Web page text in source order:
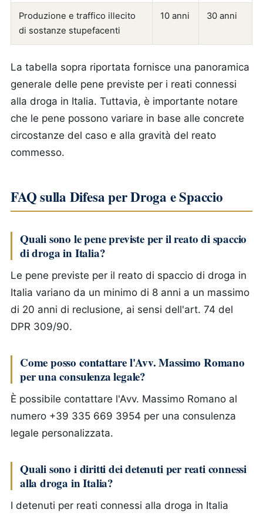
Produzione e traffico illecito
di sostanze stupefacenti
10 anni 30 anni
La tabella sopra riportata fornisce una panoramica
generale delle pene previste per i reati connessi
alla droga in Italia. Tuttavia, è importante notare
che le pene possono variare in base alle concrete
circostanze del caso e alla gravità del reato
commesso.
FAQ sulla Difesa per Droga e Spaccio
Quali sono le pene previste per il reato di spaccio
di droga in Italia?
Le pene previste per il reato di spaccio di droga in
Italia variano da un minimo di 8 anni a un massimo
di 20 anni di reclusione, ai sensi dell'art. 74 del
DPR 309/90.
Come posso contattare l'Avv. Massimo Romano
per una consulenza legale?
È possibile contattare l'Avv. Massimo Romano al
numero +39 335 669 3954 per una consulenza
legale personalizzata.
Quali sono i diritti dei detenuti per reati connessi
alla droga in Italia?
I detenuti per reati connessi alla droga in Italia